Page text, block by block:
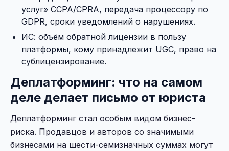
услуг» CCPA/CPRA, передача процессору по
GDPR, сроки уведомлений о нарушениях.
ИС: объём обратной лицензии в пользу
платформы, кому принадлежит UGC, право на
сублицензирование.
Деплатформинг: что на самом
деле делает письмо от юриста
Деплатформинг стал особым видом бизнес-
риска. Продавцов и авторов со значимыми
бизнесами на шести-семизначных суммах могут